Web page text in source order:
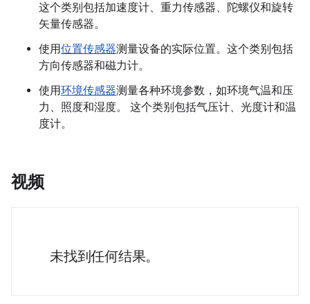
这个类别包括加速度计、重力传感器、陀螺仪和旋转
矢量传感器。
使用位置传感器测量设备的实际位置。这个类别包括
方向传感器和磁力计。
使用环境传感器测量各种环境参数，如环境气温和压
力、照度和湿度。 这个类别包括气压计、光度计和温
度计。
视频
未找到任何结果。